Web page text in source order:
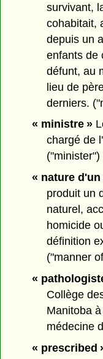
survivant,
cohabitait,
depuis un
enfants de
défunt, au
lieu de
derniers.
« ministre »
chargé de
("minister")
« nature d'un
produit un
naturel,
homicide
définition
("manner
«
Collège
Manitoba
médecine
« prescribed